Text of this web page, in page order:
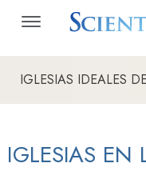
IGLESIAS IDEALES
IGLESIAS EN